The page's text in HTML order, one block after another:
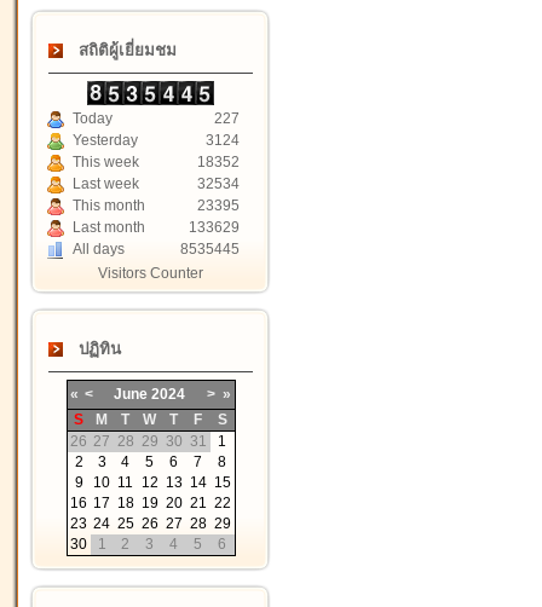
สถิติผู้เยี่ยมชม
Today
227
Yesterday
3124
This week
18352
Last week
32534
This month
23395
Last month
133629
All days
8535445
Visitors Counter
ปฏิทิน
« < June 2024 > »
S
M T W T F
S
26 27 28 29 30 31
1
2
3 4 5 6 7
8
9
10 11 12 13 14 15
16 17 18 19 20 21 22
23 24 25 26 27 28 29
30
1 2 3 4 5 6